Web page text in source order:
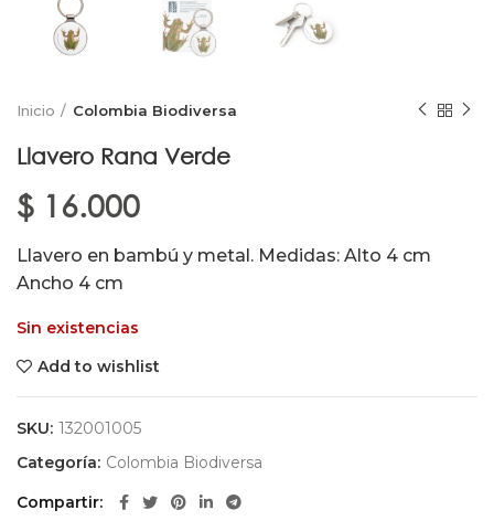
Inicio Colombia Biodiversa
Llavero Rana Verde
$ 16.000
Llavero en bambú y metal. Medidas: Alto 4 cm
Ancho 4 cm
Sin existencias
Add to wishlist
SKU: 132001005
Categoría: Colombia Biodiversa
Compartir